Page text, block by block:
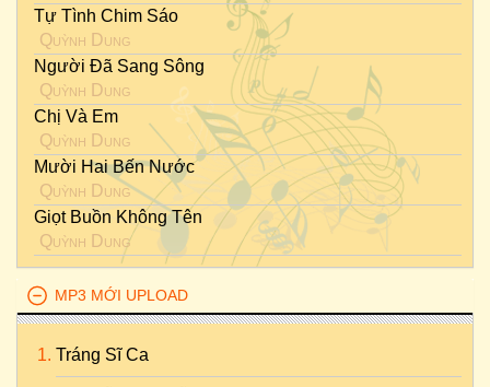
Tự Tình Chim Sáo
Quỳnh Dung
Người Đã Sang Sông
Quỳnh Dung
Chị Và Em
Quỳnh Dung
Mười Hai Bến Nước
Quỳnh Dung
Giọt Buồn Không Tên
Quỳnh Dung
MP3 MỚI UPLOAD
Tráng Sĩ Ca